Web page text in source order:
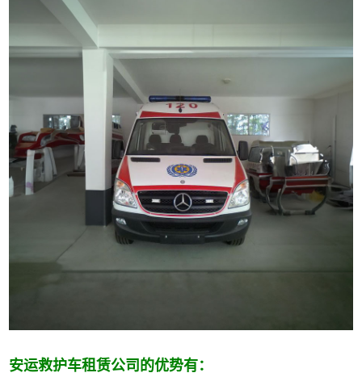
安运救护车租赁公司的优势有：